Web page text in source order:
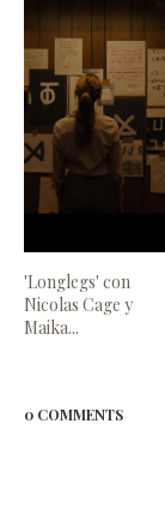
'Longlegs' con
Nicolas Cage y
Maika...
0 COMMENTS